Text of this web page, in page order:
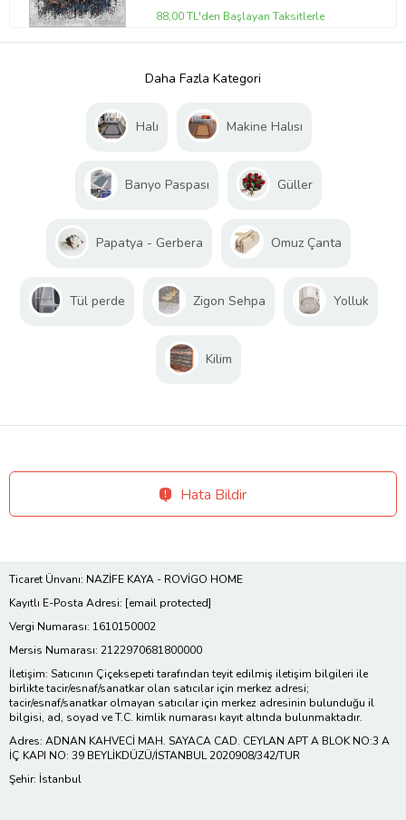
88,00 TL'den Başlayan Taksitlerle
Daha Fazla Kategori
Halı Makine Halısı
Banyo Paspası Güller
Papatya - Gerbera Omuz Çanta
Tül perde Zigon Sehpa Yolluk
Kilim
Hata Bildir
Ticaret Ünvanı: NAZİFE KAYA - ROVİGO HOME
Kayıtlı E-Posta Adresi: [email protected]
Vergi Numarası: 1610150002
Mersis Numarası: 2122970681800000
İletişim: Satıcının Çiçeksepeti tarafından teyit edilmiş iletişim bilgileri ile
birlikte tacir/esnaf/sanatkar olan satıcılar için merkez adresi;
tacir/esnaf/sanatkar olmayan satıcılar için merkez adresinin bulunduğu il
bilgisi, ad, soyad ve T.C. kimlik numarası kayıt altında bulunmaktadır.
Adres: ADNAN KAHVECİ MAH. SAYACA CAD. CEYLAN APT A BLOK NO:3 A
İÇ KAPI NO: 39 BEYLİKDÜZÜ/İSTANBUL 2020908/342/TUR
Şehir: İstanbul